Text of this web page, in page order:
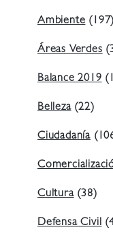
Ambiente (197)
Áreas Verdes
Balance 2019
Belleza(22)
Ciudadanía
Cultura(38)
Defensa Civil